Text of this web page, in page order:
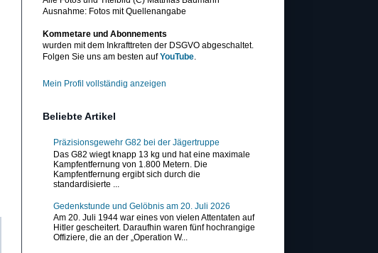
Ausnahme: Fotos mit Quellenangabe
Kommetare und Abonnements
wurden mit dem Inkrafttreten der DSGVO abgeschaltet.
Folgen Sie uns am besten aufYouTube.
Mein Profil vollständig anzeigen
Beliebte Artikel
Präzisionsgewehr G82 bei der Jägertruppe
Das G82 wiegt knapp 13 kg und hat eine maximale
Kampfentfernung von 1.800 Metern. Die
Kampfentfernung ergibt sich durch die
standardisierte ...
Gedenkstunde und Gelöbnis am 20. Juli 2026
Am 20. Juli 1944 war eines von vielen Attentaten auf
Hitler gescheitert. Daraufhin waren fünf hochrangige
Offiziere, die an der „Operation W...